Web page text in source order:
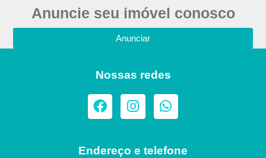
Anuncie seu imóvel conosco
Anunciar
Nossas redes
Endereço e telefone